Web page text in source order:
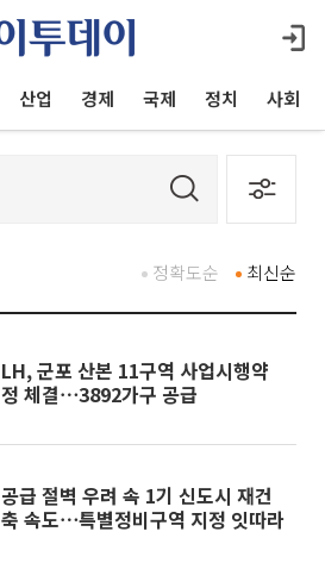
산업 경제 국제 정치 사회
최신순
정확도순
LH, 군포 산본 11구역 사업시행약
정 체결⋯3892가구 공급
공급 절벽 우려 속 1기 신도시 재건
축 속도⋯특별정비구역 지정 잇따라